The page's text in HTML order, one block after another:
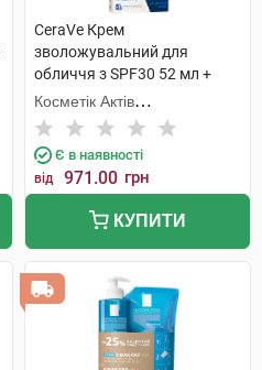
CeraVe Крем
зволожувальний для
обличчя з SPF30 52 мл +
Крем для шкіри навколо
очей 14 мл 1 набір
Косметік Актів
Інтернаціональ
Є в наявності
від 971.00 грн
КУПИТИ